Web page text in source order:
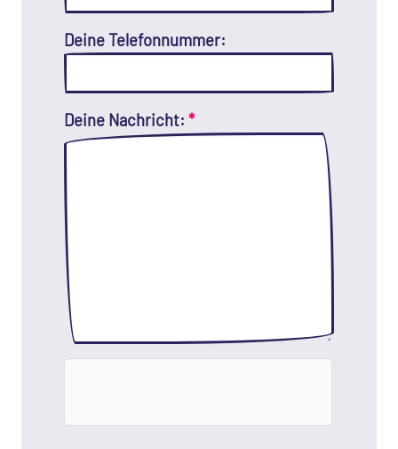
Deine Telefonnummer:
Deine Nachricht: *